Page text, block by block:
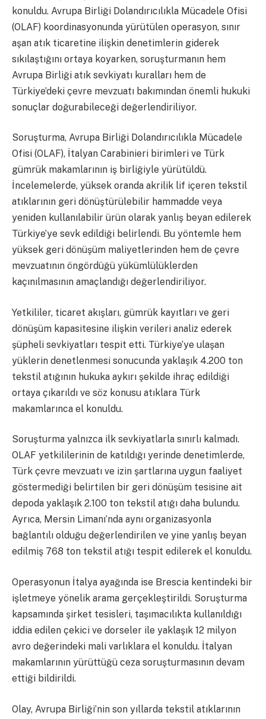
konuldu. Avrupa Birliği Dolandırıcılıkla Mücadele Ofisi
(OLAF) koordinasyonunda yürütülen operasyon, sınır
aşan atık ticaretine ilişkin denetimlerin giderek
sıkılaştığını ortaya koyarken, soruşturmanın hem
Avrupa Birliği atık sevkiyatı kuralları hem de
Türkiye’deki çevre mevzuatı bakımından önemli hukuki
sonuçlar doğurabileceği değerlendiriliyor.
Soruşturma, Avrupa Birliği Dolandırıcılıkla Mücadele
Ofisi (OLAF), İtalyan Carabinieri birimleri ve Türk
gümrük makamlarının iş birliğiyle yürütüldü.
İncelemelerde, yüksek oranda akrilik lif içeren tekstil
atıklarının geri dönüştürülebilir hammadde veya
yeniden kullanılabilir ürün olarak yanlış beyan edilerek
Türkiye’ye sevk edildiği belirlendi. Bu yöntemle hem
yüksek geri dönüşüm maliyetlerinden hem de çevre
mevzuatının öngördüğü yükümlülüklerden
kaçınılmasının amaçlandığı değerlendiriliyor.
Yetkililer, ticaret akışları, gümrük kayıtları ve geri
dönüşüm kapasitesine ilişkin verileri analiz ederek
şüpheli sevkiyatları tespit etti. Türkiye’ye ulaşan
yüklerin denetlenmesi sonucunda yaklaşık 4.200 ton
tekstil atığının hukuka aykırı şekilde ihraç edildiği
ortaya çıkarıldı ve söz konusu atıklara Türk
makamlarınca el konuldu.
Soruşturma yalnızca ilk sevkiyatlarla sınırlı kalmadı.
OLAF yetkililerinin de katıldığı yerinde denetimlerde,
Türk çevre mevzuatı ve izin şartlarına uygun faaliyet
göstermediği belirtilen bir geri dönüşüm tesisine ait
depoda yaklaşık 2.100 ton tekstil atığı daha bulundu.
Ayrıca, Mersin Limanı’nda aynı organizasyonla
bağlantılı olduğu değerlendirilen ve yine yanlış beyan
edilmiş 768 ton tekstil atığı tespit edilerek el konuldu.
Operasyonun İtalya ayağında ise Brescia kentindeki bir
işletmeye yönelik arama gerçekleştirildi. Soruşturma
kapsamında şirket tesisleri, taşımacılıkta kullanıldığı
iddia edilen çekici ve dorseler ile yaklaşık 12 milyon
avro değerindeki mali varlıklara el konuldu. İtalyan
makamlarının yürüttüğü ceza soruşturmasının devam
ettiği bildirildi.
Olay, Avrupa Birliği’nin son yıllarda tekstil atıklarının